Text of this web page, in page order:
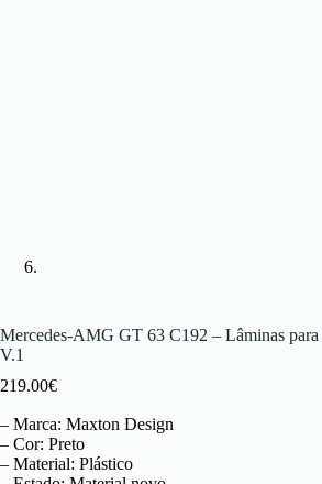
Mercedes-AMG GT 63 C192 – Lâminas para
V.1
219.00€
– Marca: Maxton Design
– Cor: Preto
– Material: Plástico